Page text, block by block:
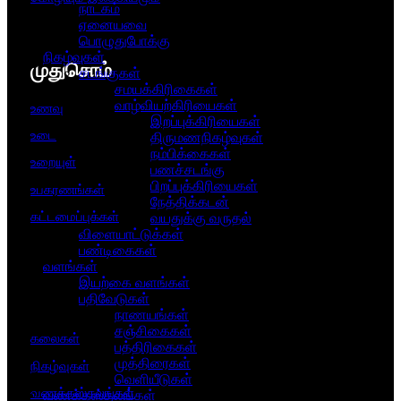
நாடகம்
ஏனையவை
பொழுதுபோக்கு
நிகழ்வுகள்
சடங்குகள்
சமயக்கிரிகைகள்
வாழ்வியற்கிரியைகள்
இறப்புக்கிரியைகள்
திருமணநிகழ்வுகள்
நம்பிக்கைகள்
பணச்சடங்கு
பிறப்புக்கிரியைகள்
நேத்திக்கடன்
வயதுக்கு வருதல்
விளையாட்டுக்கள்
பண்டிகைகள்
வளங்கள்
இயற்கை வளங்கள்
பதிவேடுகள்
நாணயங்கள்
சஞ்சிகைகள்
பத்திரிகைகள்
முத்திரைகள்
வெளியீடுகள்
வணக்கஸ்தலங்கள்
முதுசொம்
உணவு
உடை
உறையுள்
உபகரணங்கள்
கட்டமைப்புக்கள்
கலைகள்
நிகழ்வுகள்
வணக்கஸ்தலங்கள்